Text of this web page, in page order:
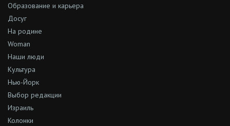
Образование и карьера
Досуг
На родине
Woman
Наши люди
Культура
Нью-Йорк
Выбор редакции
Израиль
Колонки